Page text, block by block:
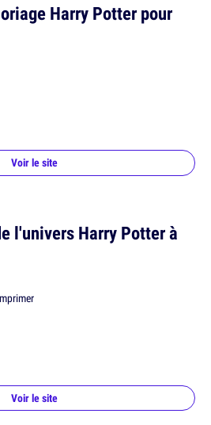
Harry Potter pour
Voir le site
l'univers Harry Potter à
Voir le site